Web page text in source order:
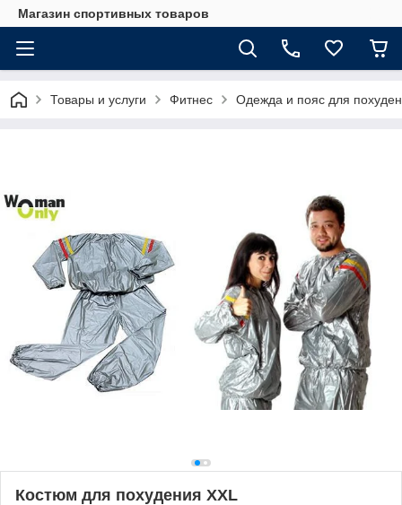
Магазин спортивных товаров
Товары и услуги Фитнес Одежда и пояс для
Костюм для похудения XXL